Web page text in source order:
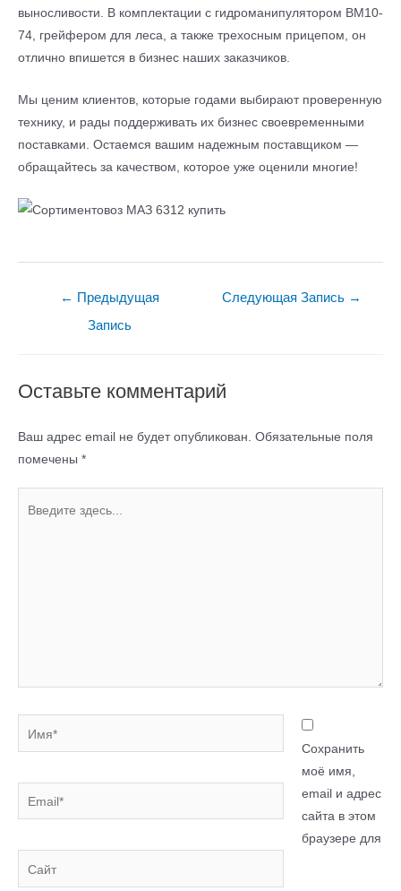
выносливости. В комплектации с гидроманипулятором ВМ10-
74, грейфером для леса, а также трехосным прицепом, он
отлично впишется в бизнес наших заказчиков.
Мы ценим клиентов, которые годами выбирают проверенную
технику, и рады поддерживать их бизнес своевременными
поставками. Остаемся вашим надежным поставщиком —
обращайтесь за качеством, которое уже оценили многие!
Навигация
← Предыдущая
Запись
Следующая Запись →
Оставьте комментарий
Ваш адрес email не будет опубликован. Обязательные поля
помечены *
здесь...
Email*
Сохранить
моё имя,
email и адрес
сайта в этом
браузере для